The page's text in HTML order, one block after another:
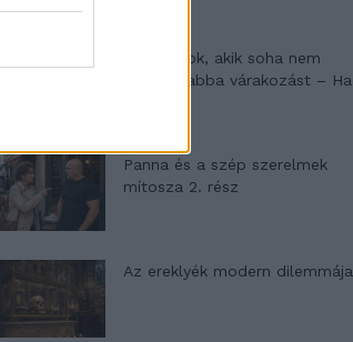
A családok, akik soha nem
hagyták abba várakozást – Ha
Panna és a szép szerelmek
mítosza 2. rész
Az ereklyék modern dilemmája